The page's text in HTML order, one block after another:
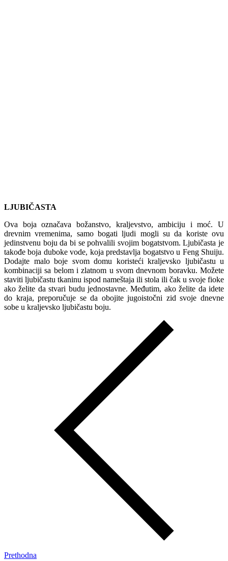
LJUBIČASTA
Ova boja označava božanstvo, kraljevstvo, ambiciju i moć. U
drevnim vremenima, samo bogati ljudi mogli su da koriste ovu
jedinstvenu boju da bi se pohvalili svojim bogatstvom. Ljubičasta je
takođe boja duboke vode, koja predstavlja bogatstvo u Feng Shuiju.
Dodajte malo boje svom domu koristeći kraljevsko ljubičastu u
kombinaciji sa belom i zlatnom u svom dnevnom boravku. Možete
staviti ljubičastu tkaninu ispod nameštaja ili stola ili čak u svoje fioke
ako želite da stvari budu jednostavne. Međutim, ako želite da idete
do kraja, preporučuje se da obojite jugoistočni zid svoje dnevne
sobe u kraljevsko ljubičastu boju.
Prethodna